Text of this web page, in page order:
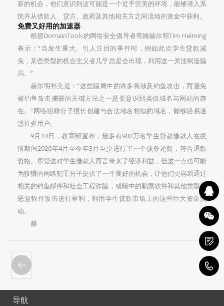
新的机会，他们意识到这可能是一个近乎完美的环境，能够潜入系
统并从借款人、贷方、政府及其他相关方之间流动的资金中获利。
免费又好用的加速器
根据DomainTools的网络安全倡导者蒂姆赫尔明Tim Helming
表示：“当发生重大、引人注目的事件时，例如此次学生贷款减
免，某些类型的机会主义者几乎总是会出现，利用这一关注制造骗
局。”
赫尔明补充道：“这些骗局中的许多将涉及钓鱼攻击，而避免
被钓鱼攻击捕获的关键方法之一是要意识到类似域名与网站的存
在。”网络犯罪分子擅长创建与合法域名相似的域名，能够轻易迷
惑许多用户。
9月14日，教育部宣布，最多有900万名学生贷款借款人在疫
情期间2020年4月至今年3月至少进行了一个债务还款，符合退款
资格。尽管这对学生借款人而言带来了经济利益，但这一点也可能
为狡猾的网络犯罪分子提供了一个良好的机会，让他们更容易通过
相关的钓鱼邮件和社会工程诈骗，或暗中的勒索软件和其他类型的
恶意软件攻击进行牟利，利用学生贷款市场上的这些巨大资金流
动。
赫
导航